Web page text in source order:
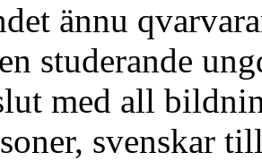
ännu
studerande
med all
svenskar